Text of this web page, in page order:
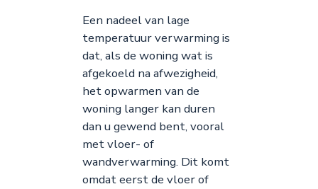
Een nadeel van lage
temperatuur verwarming is
dat, als de woning wat is
afgekoeld na afwezigheid,
het opwarmen van de
woning langer kan duren
dan u gewend bent, vooral
met vloer- of
wandverwarming. Dit komt
omdat eerst de vloer of